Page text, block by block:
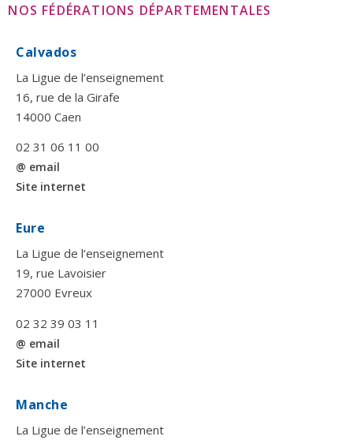
NOS FÉDÉRATIONS DÉPARTEMENTALES
Calvados
La Ligue de l’enseignement
16, rue de la Girafe
14000 Caen
02 31 06 11 00
@ email
Site internet
Eure
La Ligue de l’enseignement
19, rue Lavoisier
27000 Evreux
02 32 39 03 11
@ email
Site internet
Manche
La Ligue de l’enseignement